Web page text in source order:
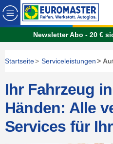
Newsletter Abo - 20 €
Startseite Serviceleistungen
Ihr Fahrzeug
Händen: Alle
Services für